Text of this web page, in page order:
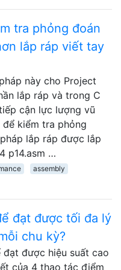
tra phỏng đoán
lắp ráp viết tay
này cho Project
lắp ráp và trong C
cận lực lượng vũ
kiểm tra phỏng
lắp ráp được lắp
p14.asm …
assembly
đạt được tối đa lý
chu kỳ?
đạt được hiệu suất cao
của 4 thao tác điểm